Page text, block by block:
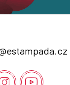
estampada.cz